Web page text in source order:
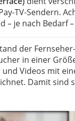
TV-Sendern.
– je nach Bedarf
der
in einer
Videos mit
Damit sind